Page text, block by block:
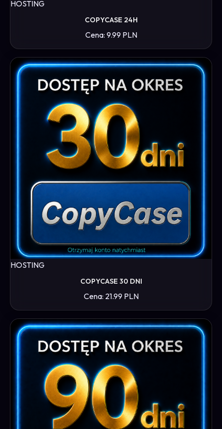
HOSTING
COPYCASE 24H
Cena: 9.99 PLN
HOSTING
COPYCASE 30 DNI
Cena: 21.99 PLN